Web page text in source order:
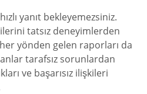
yanıt bekleyemezsiniz.
tatsız deneyimlerden
yönden gelen raporları da
tarafsız sorunlardan
ve başarısız ilişkileri